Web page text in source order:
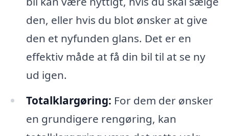
den, eller hvis du blot ønsker at give
den et nyfunden glans. Det er en
effektiv måde at få din bil til at se ny
ud igen.
Totalklargøring: For dem der ønsker
en grundigere rengøring, kan